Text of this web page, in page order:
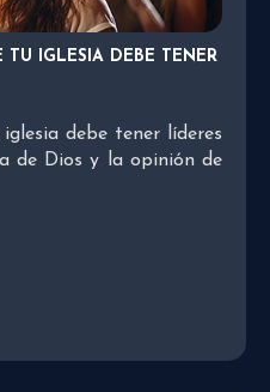
IGLESIA DEBE TENER
debe tener líderes
de Dios y la opinión de